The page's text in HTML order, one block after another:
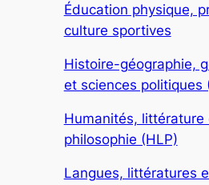
Éducation physique,
culture sportives
Histoire-géographie,
et sciences politiques
Humanités, littérature
philosophie (HLP)
Langues, littératures